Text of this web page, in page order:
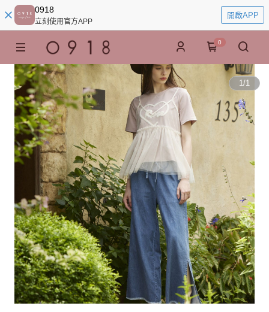
0918
立刻使用官方APP
開啟APP
0
1/1